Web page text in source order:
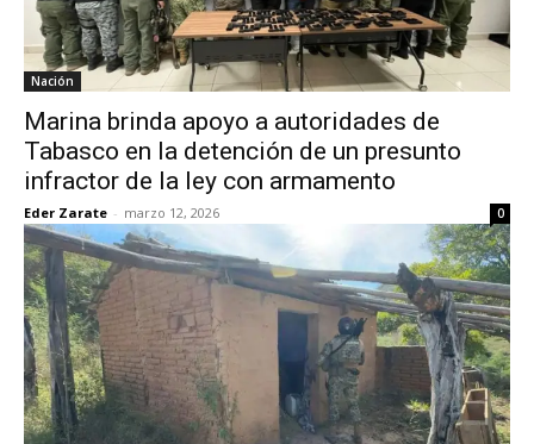
Nación
Marina brinda apoyo a autoridades de
Tabasco en la detención de un presunto
infractor de la ley con armamento
Eder Zarate - marzo 12, 2026 0